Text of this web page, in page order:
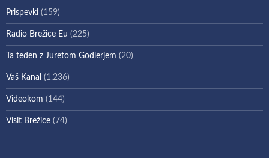
Prispevki (159)
Radio Brežice Eu (225)
Ta teden z Juretom Godlerjem (20)
Vaš Kanal (1.236)
Videokom (144)
Visit Brežice (74)